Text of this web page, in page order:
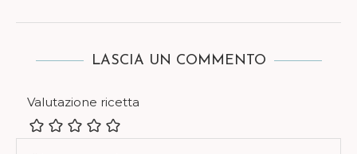
LASCIA UN COMMENTO
Valutazione ricetta